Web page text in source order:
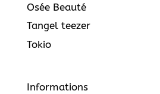
Osée Beauté
Tangel teezer
Tokio
Informations